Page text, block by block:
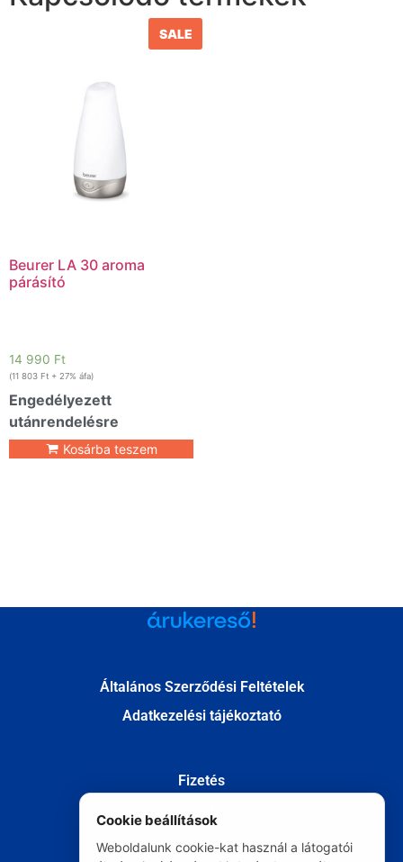
SALE
Beurer LA 30 aroma
párásító
14 990 Ft
(11 803 Ft + 27% áfa)
Engedélyezett
utánrendelésre
Kosárba teszem
Általános Szerződési Feltételek
Adatkezelési tájékoztató
Fizetés
Cookie beállítások
Weboldalunk cookie-kat használ a látogatói